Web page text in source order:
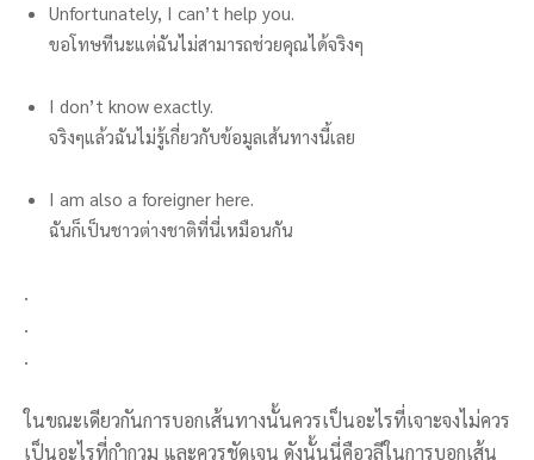
Unfortunately, I can’t help you.
ขอโทษทีนะแต่ฉันไม่สามารถช่วยคุณได้จริงๆ
I don’t know exactly.
จริงๆแล้วฉันไม่รู้เกี่ยวกับข้อมูลเส้นทางนี้เลย
I am also a foreigner here.
ฉันก็เป็นชาวต่างชาติที่นี่เหมือนกัน
.
.
.
ในขณะเดียวกันการบอกเส้นทางนั้นควรเป็นอะไรที่เจาะจงไม่ควร
เป็นอะไรที่กำกวม และควรชัดเจน ดังนั้นนี่คือวลีในการบอกเส้น